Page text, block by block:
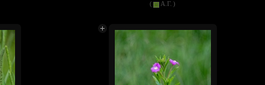
( А.Г. )